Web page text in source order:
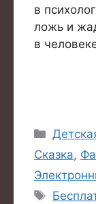
в
ложь и
в
Сказка,
Метки